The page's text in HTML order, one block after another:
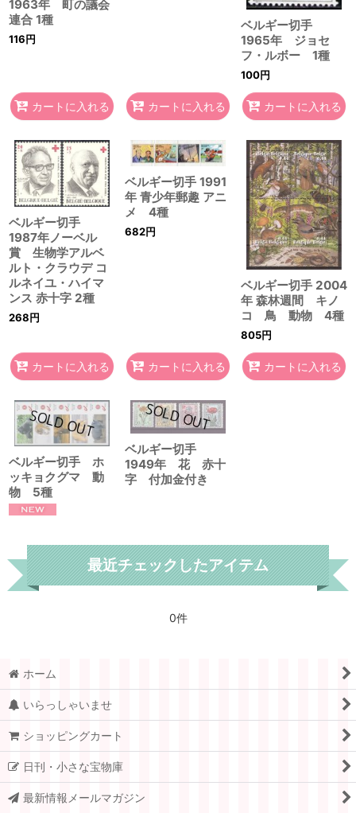
1963年 町の議会
連合 1種
116円
カートに入れる カートに入れる
ベルギー切手
1965年 ジョセ
フ・ルボー 1種
100円
カートに入れる
ベルギー切手
1987年ノーベル
賞 生物学アルベ
ルト・クラウデ コ
ルネイユ・ハイマ
ンス 赤十字 2種
268円
カートに入れる
ベルギー切手 1991
年 青少年郵趣 アニ
メ 4種
682円
カートに入れる
ベルギー切手 2004
年 森林週間 キノ
コ 鳥 動物 4種
805円
カートに入れる
ベルギー切手 ホ
ッキョクグマ 動
物 5種
ベルギー切手
1949年 花 赤十
字 付加金付き
最近チェックしたアイテム
0件
ホーム
いらっしゃいませ
ショッピングカート
日刊・小さな宝物庫
最新情報メールマガジン